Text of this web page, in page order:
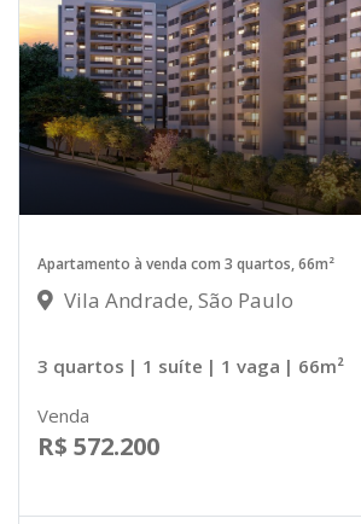
Apartamento à venda com 3 quartos, 66m²
Vila Andrade, São Paulo
3 quartos | 1 suíte | 1 vaga | 66m²
Venda
R$ 572.200